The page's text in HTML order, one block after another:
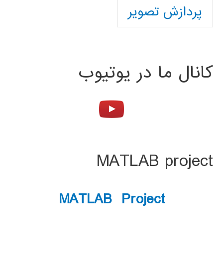
پردازش تصویر
کانال ما در یوتیوب
MATLAB project
MATLAB Project